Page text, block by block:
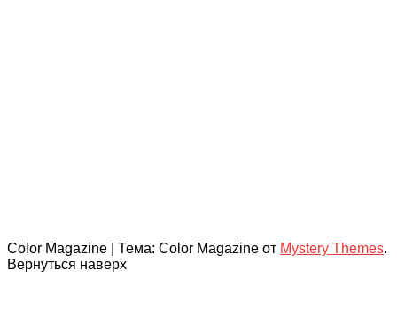
Color Magazine Тема: Color Magazine от Mystery Themes.
Вернуться наверх